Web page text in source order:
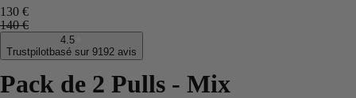
130 €
140 €
4.5
Trustpilotbasé sur 9192 avis
Pack de 2 Pulls - Mix